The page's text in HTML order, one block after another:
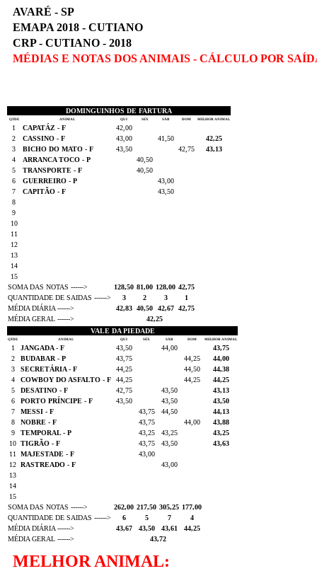
AVARÉ - SP
EMAPA 2018 - CUTIANO
CRP - CUTIANO - 2018
MÉDIAS E NOTAS DOS ANIMAIS - CÁLCULO POR
DOMINGUINHOS DE FARTURA
QTDE ANIMAL QUI SEX SÁB DOM MELHOR ANIMAL
1 CAPATÁZ - F
42,00
2
CASSINO - F 43,00 41,50
42,25
3
BICHO DO MATO - F 43,50 42,75
43,13
4
ARRANCA TOCO - P
40,50
5
TRANSPORTE - F
40,50
6
GUERREIRO - P
43,00
7
CAPITÃO - F
43,50
8
9
10
11
12
13
14
15
SOMA DAS NOTAS ------>
128,50 81,00 128,00 42,75
QUANTIDADE DE SAIDAS ------>
3 2 3
1
MÉDIA DIÁRIA ------>
42,83 40,50 42,67 42,75
MÉDIA GERAL ------>
42,25
VALE DA PIEDADE
QTDE ANIMAL QUI SEX SÁB DOM MELHOR ANIMAL
1 JANGADA - F 43,50 44,00
43,75
2
BUDABAR - P 43,75 44,25
44,00
3
SECRETÁRIA - F 44,25 44,50
44,38
4
COWBOY DO ASFALTO - F 44,25 44,25
44,25
5
DESATINO - F 42,75 43,50
43,13
6
PORTO PRÍNCIPE - F 43,50 43,50
43,50
7
MESSI - F 43,75 44,50
44,13
8
NOBRE - F 43,75 44,00
43,88
9
TEMPORAL - P 43,25 43,25
43,25
10 TIGRÃO - F 43,75 43,50
43,63
11
MAJESTADE - F
43,00
12 RASTREADO - F
43,00
13
14
15
SOMA DAS NOTAS ------>
262,00 217,50 305,25 177,00
QUANTIDADE DE SAIDAS ------>
6 5 7
4
MÉDIA DIÁRIA ------>
43,67 43,50 43,61
44,25
MÉDIA GERAL ------>
43,72
MELHOR ANIMAL: